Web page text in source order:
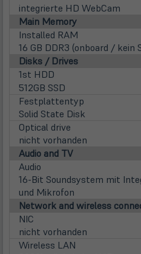
integrierte HD WebCam
Main Memory
Installed RAM
16 GB DDR3 (onboard / kein
Disks / Drives
1st HDD
512GB SSD
Festplattentyp
Solid State Disk
Optical drive
nicht vorhanden
Audio and TV
Audio
16-Bit Soundsystem mit
und Mikrofon
Network and wireless
NIC
nicht vorhanden
Wireless LAN